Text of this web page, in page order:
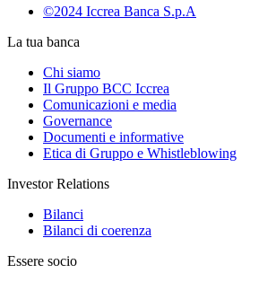
©2024 Iccrea Banca S.p.A
La tua banca
Chi siamo
Il Gruppo BCC Iccrea
Comunicazioni e media
Governance
Documenti e informative
Etica di Gruppo e Whistleblowing
Investor Relations
Bilanci
Bilanci di coerenza
Essere socio